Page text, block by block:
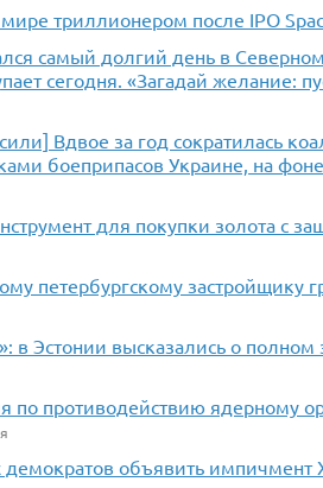
триллионером после IPO
самый долгий день в
сегодня. «Загадай желание:
Вдвое за год сократилась
боеприпасов Украине, на
для покупки золота с
петербургскому застройщику
в Эстонии высказались о
по противодействию ядерному
демократов объявить импичмент